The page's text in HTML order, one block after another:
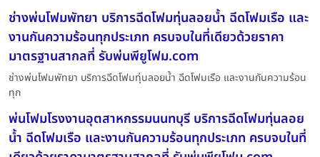
ช่างพ่นโฟมพัทยา บริการฉีดโฟมทุ่นลอยน้ำ ฉีดโฟมเรือ และ
งานกันความร้อนทุกประเภท ครบจบในที่เดียวด้วยราคา
มาตรฐานสากลที่ รับพ่นพียูโฟม.com
ช่างพ่นโฟมพัทยา บริการฉีดโฟมทุ่นลอยน้ำ ฉีดโฟมเรือ และงานกันความร้อน
ทุก
พ่นโฟมโรงงานอุตสาหกรรมนนทบุรี บริการฉีดโฟมทุ่นลอย
น้ำ ฉีดโฟมเรือ และงานกันความร้อนทุกประเภท ครบจบในที่